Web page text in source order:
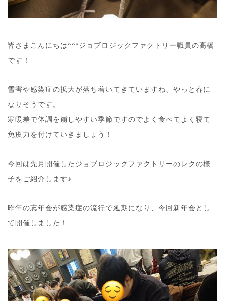
皆さまこんにちは^^*ジョブロジックファクトリー職員の高橋
です！
雪害や感染症の拡大が落ち着いてきていますね、やっと春に
なりそうです。
寒暖差で体調を崩しやすい季節ですのでよく食べてよく寝て
免疫力を付けていきましょう！
今回は先月開催したジョブロジックファクトリーのレクの様
子をご紹介します♪
昨年の忘年会が感染症の流行で延期になり、今回新年会とし
て開催しました！